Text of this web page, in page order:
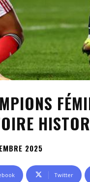
2025
Twitter